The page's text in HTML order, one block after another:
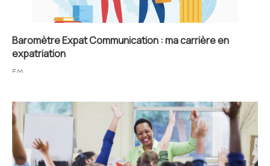
Baromètre Expat Communication : ma carrière en
expatriation
FM